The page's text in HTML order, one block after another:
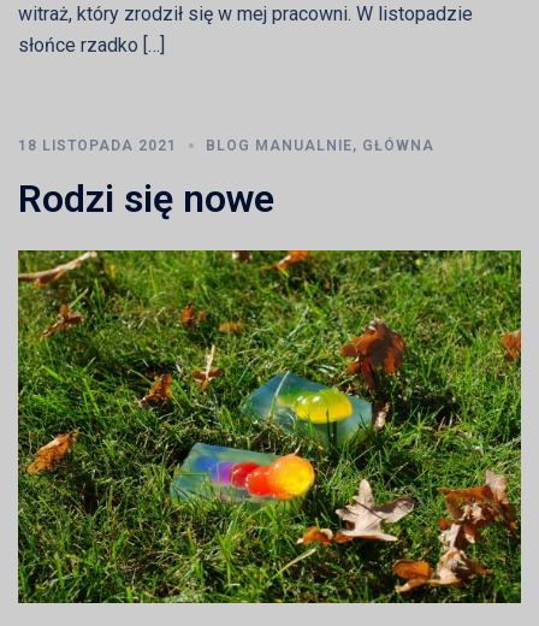
witraż, który zrodził się w mej pracowni. W listopadzie
słońce rzadko […]
18 LISTOPADA 2021 BLOG MANUALNIE, GŁÓWNA
Rodzi się nowe